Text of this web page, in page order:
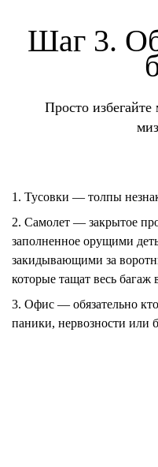
Шаг 3.
Просто
1. Тусовки — толпы
2. Самолет — закрытое
заполненное орущими
закидывающими за
которые тащат весь багаж
3. Офис — обязательно
паники, нервозности или